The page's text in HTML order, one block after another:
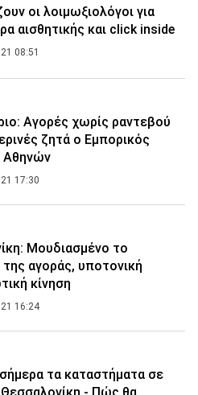
οι λοιμωξιολόγοι για
αισθητικής και click inside
08:51
Αγορές χωρίς ραντεβού
ζητά ο Εμπορικός
Αθηνών
17:30
Μουδιασμένο το
της αγοράς, υποτονική
κίνηση
16:24
τα καταστήματα σε